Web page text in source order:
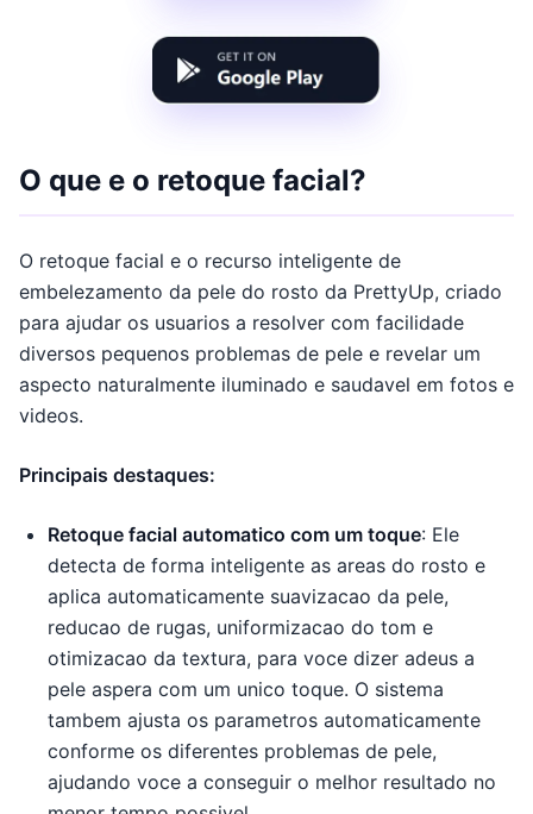
O que e o retoque facial?
O retoque facial e o recurso inteligente de
embelezamento da pele do rosto da PrettyUp, criado
para ajudar os usuarios a resolver com facilidade
diversos pequenos problemas de pele e revelar um
aspecto naturalmente iluminado e saudavel em fotos e
videos.
Principais destaques:
Retoque facial automatico com um toque: Ele
detecta de forma inteligente as areas do rosto e
aplica automaticamente suavizacao da pele,
reducao de rugas, uniformizacao do tom e
otimizacao da textura, para voce dizer adeus a
pele aspera com um unico toque. O sistema
tambem ajusta os parametros automaticamente
conforme os diferentes problemas de pele,
ajudando voce a conseguir o melhor resultado no